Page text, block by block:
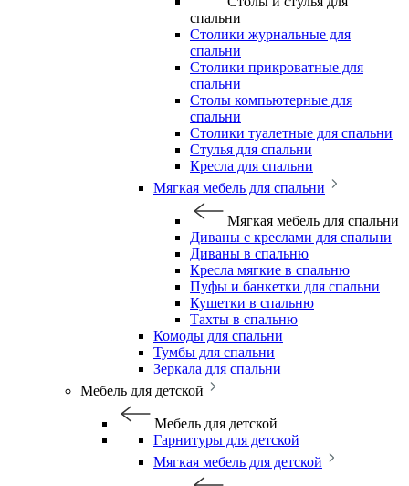
спальни
Столики журнальные для
спальни
Столики прикроватные для
спальни
Столы компьютерные для
спальни
Столики туалетные для спальни
Стулья для спальни
Кресла для спальни
Мягкая мебель для спальни
Мягкая мебель для спальни
Диваны с креслами для спальни
Диваны в спальню
Кресла мягкие в спальню
Пуфы и банкетки для спальни
Кушетки в спальню
Тахты в спальню
Комоды для спальни
Тумбы для спальни
Зеркала для спальни
Мебель для детской
Мебель для детской
Гарнитуры для детской
Мягкая мебель для детской